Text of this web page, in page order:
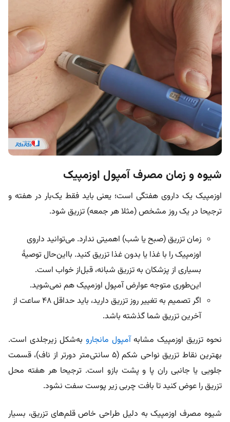
شیوه و زمان مصرف آمپول اوزمپیک
اوزمپیک یک داروی هفتگی است؛ یعنی باید فقط یک‌بار در هفته و
ترجیحا در یک روز مشخص (مثلا هر جمعه) تزریق شود.
زمان تزریق (صبح یا شب) اهمیتی ندارد. می‌توانید داروی
اوزمپیک را با غذا یا بدون غذا تزریق کنید. با‌این‌حال توصیۀ
بسیاری از پزشکان به تزریق شبانه، قبل‌از خواب است.
این‌طوری متوجه عوارض آمپول اوزمپیک هم نمی‌شوید.
اگر تصمیم به تغییر روز تزریق دارید، باید حداقل ۴۸ ساعت از
آخرین تزریق شما گذشته باشد.
نحوه تزریق اوزمپیک مشابهآمپول مانجارو به‌شکل زیرجلدی است.
بهترین نقاط تزریق نواحی شکم (۵ سانتی‌متر دورتر از ناف)، قسمت
جلویی یا جانبی ران پا و پشت بازو است. ترجیحا هر هفته محل
تزریق را عوض کنید تا بافت چربی زیر پوست سفت نشود.
شیوه مصرف اوزمپیک به دلیل طراحی خاص قلم‌های تزریق، بسیار